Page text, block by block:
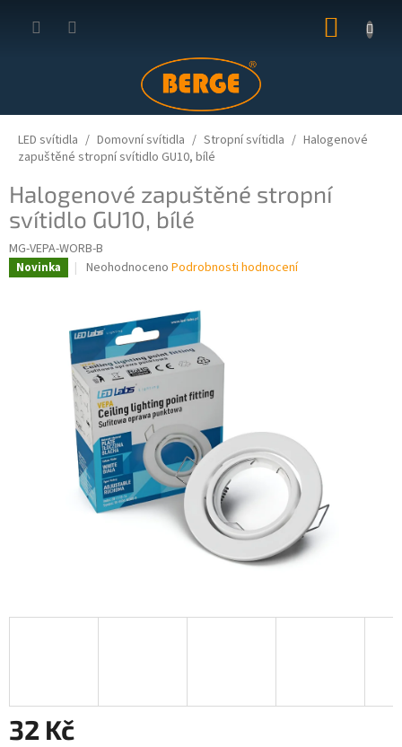
KOŠÍK
LED svítidla Domovní svítidla Stropní svítidla
Halogenové
zapuštěné stropní svítidlo GU10, bílé
Halogenové zapuštěné stropní
svítidlo GU10, bílé
MG-VEPA-WORB-B
Novinka
Průměrné
0,0
5
hvězdiček.
Neohodnoceno Podrobnosti hodnocení
32 Kč